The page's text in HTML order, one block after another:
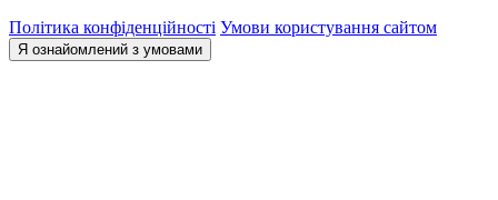
Політика конфіденційності Умови користування сайтом
Я ознайомлений з умовами